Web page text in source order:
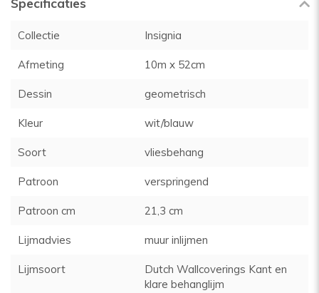
Specificaties
Collectie Insignia
Afmeting 10m x 52cm
Dessin geometrisch
Kleur wit/blauw
Soort vliesbehang
Patroon verspringend
Patroon cm 21,3 cm
Lijmadvies muur inlijmen
Lijmsoort
Dutch Wallcoverings Kant en
klare behanglijm